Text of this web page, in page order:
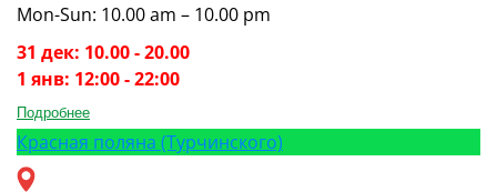
Mon-Sun: 10.00 am – 10.00 pm
31 дек: 10.00 - 20.00
1 янв: 12:00 - 22:00
Подробнее
Красная поляна (Турчинского)